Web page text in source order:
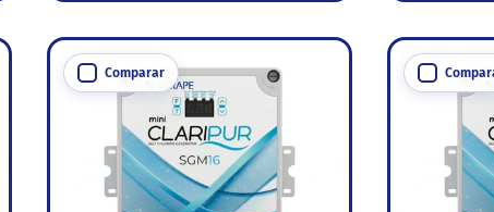
Comparar